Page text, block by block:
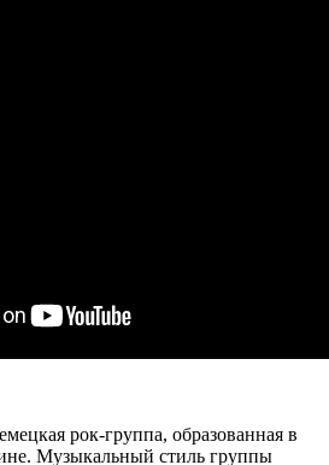
рок-группа, образованная в
Музыкальный стиль группы